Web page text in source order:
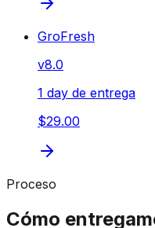
GroFresh
v8.0
1 day de entrega
$29.00
Proceso
Cómo